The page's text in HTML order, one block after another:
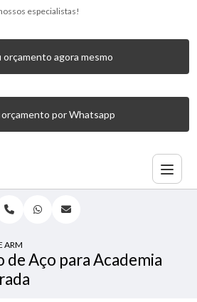
especialistas!
orçamento agora mesmo
orçamento por Whatsapp
ARMÁRIO DE AÇO PARA ACADEMIA SETOR
Aço para Academia